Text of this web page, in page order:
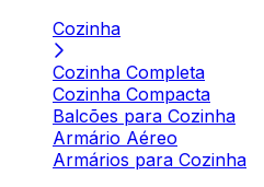
Cozinha
Cozinha Completa
Cozinha Compacta
Balcões para Cozinha
Armário Aéreo
Armários para Cozinha